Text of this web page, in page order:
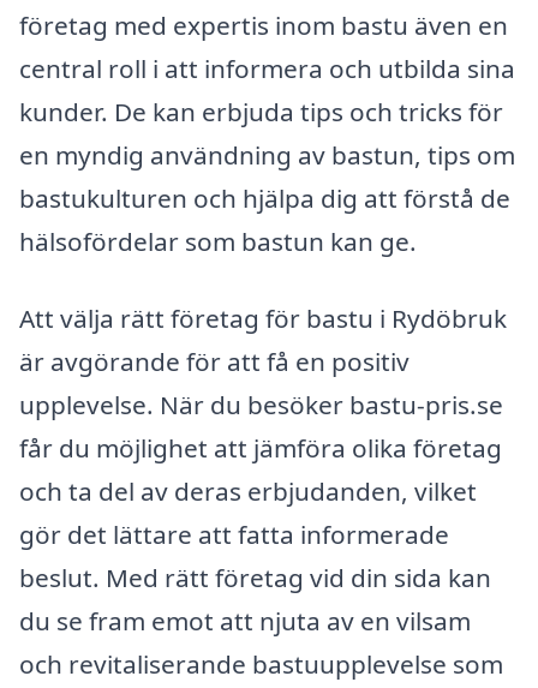
företag med expertis inom bastu även en
central roll i att informera och utbilda sina
kunder. De kan erbjuda tips och tricks för
en myndig användning av bastun, tips om
bastukulturen och hjälpa dig att förstå de
hälsofördelar som bastun kan ge.
Att välja rätt företag för bastu i Rydöbruk
är avgörande för att få en positiv
upplevelse. När du besöker bastu-pris.se
får du möjlighet att jämföra olika företag
och ta del av deras erbjudanden, vilket
gör det lättare att fatta informerade
beslut. Med rätt företag vid din sida kan
du se fram emot att njuta av en vilsam
och revitaliserande bastuupplevelse som